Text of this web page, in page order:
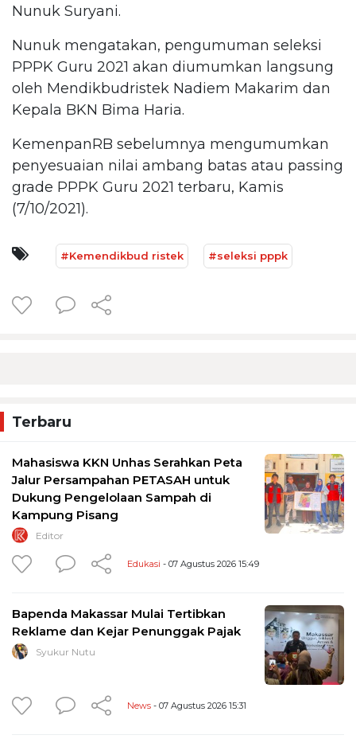
Nunuk Suryani.
Nunuk mengatakan, pengumuman seleksi
PPPK Guru 2021 akan diumumkan langsung
oleh Mendikbudristek Nadiem Makarim dan
Kepala BKN Bima Haria.
KemenpanRB sebelumnya mengumumkan
penyesuaian nilai ambang batas atau passing
grade PPPK Guru 2021 terbaru, Kamis
(7/10/2021).
#Kemendikbud ristek #seleksi pppk
Terbaru
Mahasiswa KKN Unhas Serahkan Peta
Jalur Persampahan PETASAH untuk
Dukung Pengelolaan Sampah di
Kampung Pisang
Editor
Edukasi - 07 Agustus 2026 15:49
Bapenda Makassar Mulai Tertibkan
Reklame dan Kejar Penunggak Pajak
Syukur Nutu
News - 07 Agustus 2026 15:31